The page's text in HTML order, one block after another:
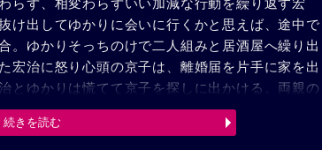
らず、相変わらずいい加減な行動を繰り返す宏
け出してゆかりに会いに行くかと思えば、途中で
。ゆかりそっちのけで二人組みと居酒屋へ繰り出
宏治に怒り心頭の京子は、離婚届を片手に家を出
とゆかりは慌てて京子を探しに出かける。両親の
ろうとすんねやろ」と一人つぶやく賢治。一方、
らせ、次第にスポーツ万能で学年一のモテ男・立
続きを読む